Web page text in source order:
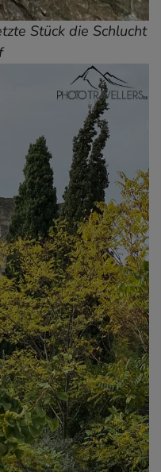
Stück die Schlucht